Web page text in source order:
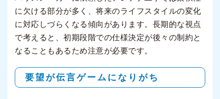
に欠ける部分が多く、将来のライフスタイルの変化
に対応しづらくなる傾向があります。長期的な視点
で考えると、初期段階での仕様決定が後々の制約と
なることもあるため注意が必要です。
要望が伝言ゲームになりがち